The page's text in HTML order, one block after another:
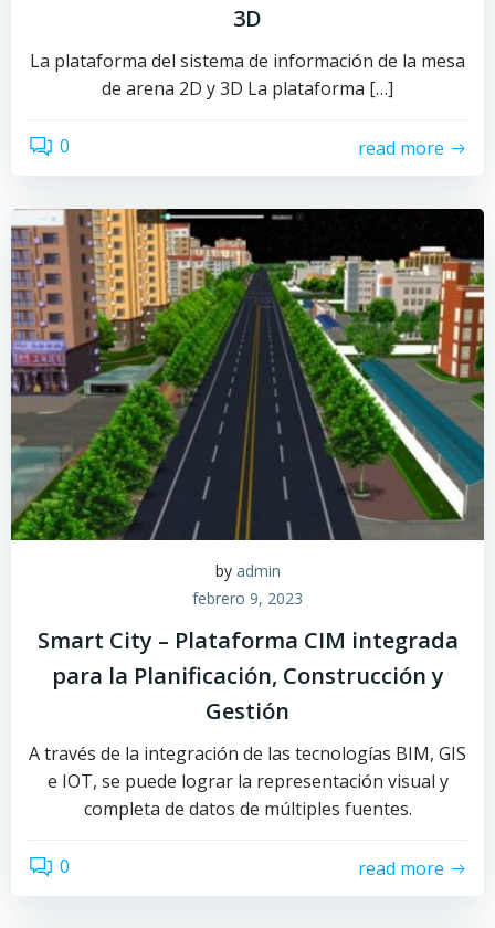
3D
La plataforma del sistema de información de la mesa
de arena 2D y 3D La plataforma […]
0 read more
by admin
febrero 9, 2023
Smart City – Plataforma CIM integrada
para la Planificación, Construcción y
Gestión
A través de la integración de las tecnologías BIM, GIS
e IOT, se puede lograr la representación visual y
completa de datos de múltiples fuentes.
0 read more